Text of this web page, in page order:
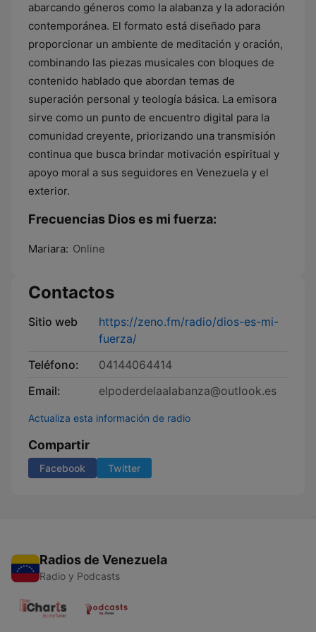
abarcando géneros como la alabanza y la adoración
contemporánea. El formato está diseñado para
proporcionar un ambiente de meditación y oración,
combinando las piezas musicales con bloques de
contenido hablado que abordan temas de
superación personal y teología básica. La emisora
sirve como un punto de encuentro digital para la
comunidad creyente, priorizando una transmisión
continua que busca brindar motivación espiritual y
apoyo moral a sus seguidores en Venezuela y el
exterior.
Frecuencias Dios es mi fuerza:
Mariara: Online
Contactos
Sitio web
https://zeno.fm/radio/dios-es-mi-
fuerza/
Teléfono:
04144064414
Email:
elpoderdelaalabanza@outlook.es
Actualiza esta información de radio
Compartir
Facebook Twitter
Radios de Venezuela
Radio y Podcasts